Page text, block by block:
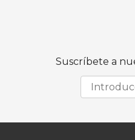
Suscríbete a